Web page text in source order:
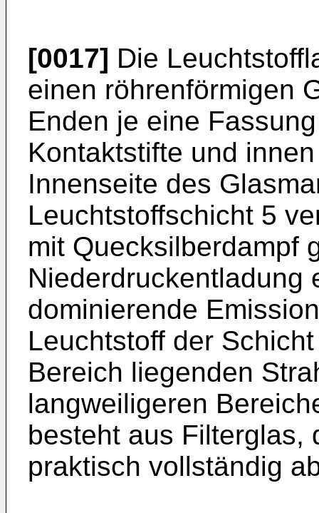
[0017] Die
einen röhrenförmigen
Enden je eine
Kontaktstifte und
Innenseite des
Leuchtstoffschicht 5
mit Quecksilberdampf
Niederdruckentladung
dominierende
Leuchtstoff der
Bereich liegenden
langweiligeren
besteht aus Filterglas,
praktisch vollständig